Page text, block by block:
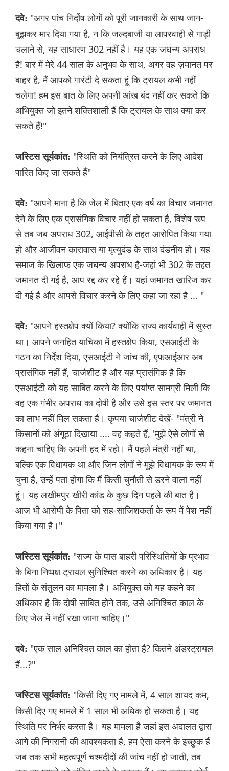
दवे: "अगर पांच निर्दोष लोगों को पूरी जानकारी के साथ जान-
बूझकर मार दिया गया है, न कि जल्दबाजी या लापरवाही से गाड़ी
चलाने से, यह साधारण 302 नहीं है। यह एक जघन्य अपराध
है! बार में मेरे 44 साल के अनुभव के साथ, अगर वह ज़मानत पर
बाहर है, मैं आपको गारंटी दे सकता हूं कि ट्रायल कभी नहीं
चलेगा! हम इस बात के लिए अपनी आंख बंद नहीं कर सकते कि
अभियुक्त जो इतने शक्तिशाली हैं कि ट्रायल के साथ क्या कर
सकते हैं!"
जस्टिस सूर्यकांत: "स्थिति को नियंत्रित करने के लिए आदेश
पारित किए जा सकते हैं"
दवे: "आपने माना है कि जेल में बिताए एक वर्ष का विचार जमानत
देने के लिए एक प्रासंगिक विचार नहीं हो सकता है, विशेष रूप
से तब जब अपराध 302, आईपीसी के तहत आरोपित किया गया
हो और आजीवन कारावास या मृत्युदंड के साथ दंडनीय हो। यह
समाज के खिलाफ एक जघन्य अपराध है-जहां भी 302 के तहत
जमानत दी गई है, आप रद्द कर रहे हैं। यहां जमानत खारिज कर
दी गई है और आपसे विचार करने के लिए कहा जा रहा है ... "
दवे: "आपने हस्तक्षेप क्यों किया? क्योंकि राज्य कार्यवाही में सुस्त
था। आपने जनहित याचिका में हस्तक्षेप किया, एसआईटी के
गठन का निर्देश दिया, एसआईटी ने जांच की, एफआईआर अब
प्रासंगिक नहीं हैं, चार्जशीट है और यह प्रासंगिक है कि
एसआईटी को यह साबित करने के लिए पर्याप्त सामग्री मिली कि
वह एक गंभीर अपराध का दोषी है और उसे इस स्तर पर जमानत
का लाभ नहीं मिल सकता है। कृपया चार्जशीट देखें- "मंत्री ने
किसानों को अंगूठा दिखाया .... वह कहते हैं, 'मुझे ऐसे लोगों से
कहना चाहिए कि अपनी हद में रहो। मैं पहले मंत्री नहीं था,
बल्कि एक विधायक था और जिन लोगों ने मुझे विधायक के रूप में
चुना है, उन्हें पता होगा कि मैं किसी चुनौती से डरने वाला नहीं
हूं। यह लखीमपुर खीरी कांड के कुछ दिन पहले की बात है।
आज भी आरोपी के पिता को सह-साजिशकर्ता के रूप में पेश नहीं
किया गया है।"
जस्टिस सूर्यकांत: "राज्य के पास बाहरी परिस्थितियों के प्रभाव
के बिना निष्पक्ष ट्रायल सुनिश्चित करने का अधिकार है। यह
हितों के संतुलन का मामला है। अभियुक्त को यह कहने का
अधिकार है कि दोषी साबित होने तक, उसे अनिश्चित काल के
लिए जेल में नहीं रखा जाना चाहिए।"
दवे: "एक साल अनिश्चित काल का होता है? कितने अंडरट्रायल
हैं...?"
जस्टिस सूर्यकांत: "किसी दिए गए मामले में, 4 साल शायद कम,
किसी दिए गए मामले में 1 साल भी अधिक हो सकता है। यह
स्थिति पर निर्भर करता है। यह मामला है जहां इस अदालत द्वारा
आगे की निगरानी की आवश्यकता है, हम ऐसा करने के इच्छुक हैं
जब तक सभी महत्वपूर्ण चश्मदीदों की जांच नहीं हो जाती, तब